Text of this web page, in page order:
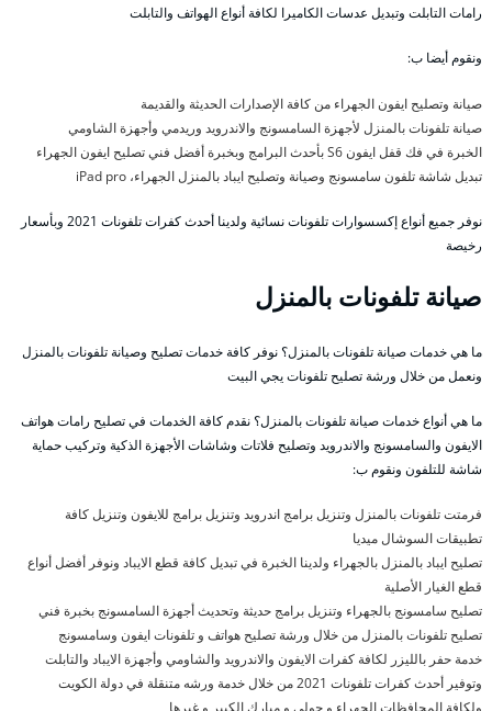
رامات التابلت وتبديل عدسات الكاميرا لكافة أنواع الهواتف والتابلت
ونقوم أيضا ب:
صيانة وتصليح ايفون الجهراء من كافة الإصدارات الحديثة والقديمة
صيانة تلفونات بالمنزل لأجهزة السامسونج والاندرويد وريدمي وأجهزة الشاومي
الخبرة في فك قفل ايفون S6 بأحدث البرامج وبخبرة أفضل فني تصليح ايفون الجهراء
تبديل شاشة تلفون سامسونج وصيانة وتصليح ايباد بالمنزل الجهراء، iPad pro
نوفر جميع أنواع إكسسوارات تلفونات نسائية ولدينا أحدث كفرات تلفونات 2021 وبأسعار
رخيصة
صيانة تلفونات بالمنزل
ما هي خدمات صيانة تلفونات بالمنزل؟ نوفر كافة خدمات تصليح وصيانة تلفونات بالمنزل
ونعمل من خلال ورشة تصليح تلفونات يجي البيت
ما هي أنواع خدمات صيانة تلفونات بالمنزل؟ نقدم كافة الخدمات في تصليح رامات هواتف
الايفون والسامسونج والاندرويد وتصليح فلاتات وشاشات الأجهزة الذكية وتركيب حماية
شاشة للتلفون ونقوم ب:
فرمتت تلفونات بالمنزل وتنزيل برامج اندرويد وتنزيل برامج للايفون وتنزيل كافة
تطبيقات السوشال ميديا
تصليح ايباد بالمنزل بالجهراء ولدينا الخبرة في تبديل كافة قطع الايباد ونوفر أفضل أنواع
قطع الغيار الأصلية
تصليح سامسونج بالجهراء وتنزيل برامج حديثة وتحديث أجهزة السامسونج بخبرة فني
تصليح تلفونات بالمنزل من خلال ورشة تصليح هواتف و تلفونات ايفون وسامسونج
خدمة حفر بالليزر لكافة كفرات الايفون والاندرويد والشاومي وأجهزة الايباد والتابلت
وتوفير أحدث كفرات تلفونات 2021 من خلال خدمة ورشه متنقلة في دولة الكويت
ولكافة المحافظات الجهراء و حولي و مبارك الكبير و غيرها